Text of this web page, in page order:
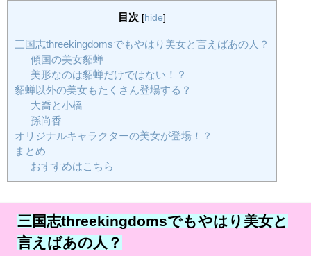
目次 [hide]
三国志threekingdomsでもやはり美女と言えばあの人？
傾国の美女貂蝉
美形なのは貂蝉だけではない！？
貂蝉以外の美女もたくさん登場する？
大喬と小橋
孫尚香
オリジナルキャラクターの美女が登場！？
まとめ
おすすめはこちら
三国志threekingdomsでもやはり美女と
言えばあの人？